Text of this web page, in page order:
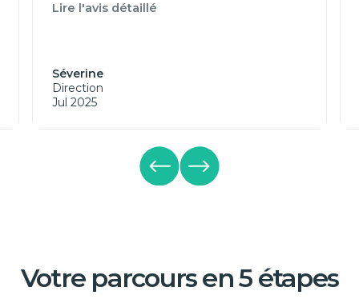
Lire l'avis détaillé
Séverine
Direction
Jul 2025
Votre parcours en 5 étapes